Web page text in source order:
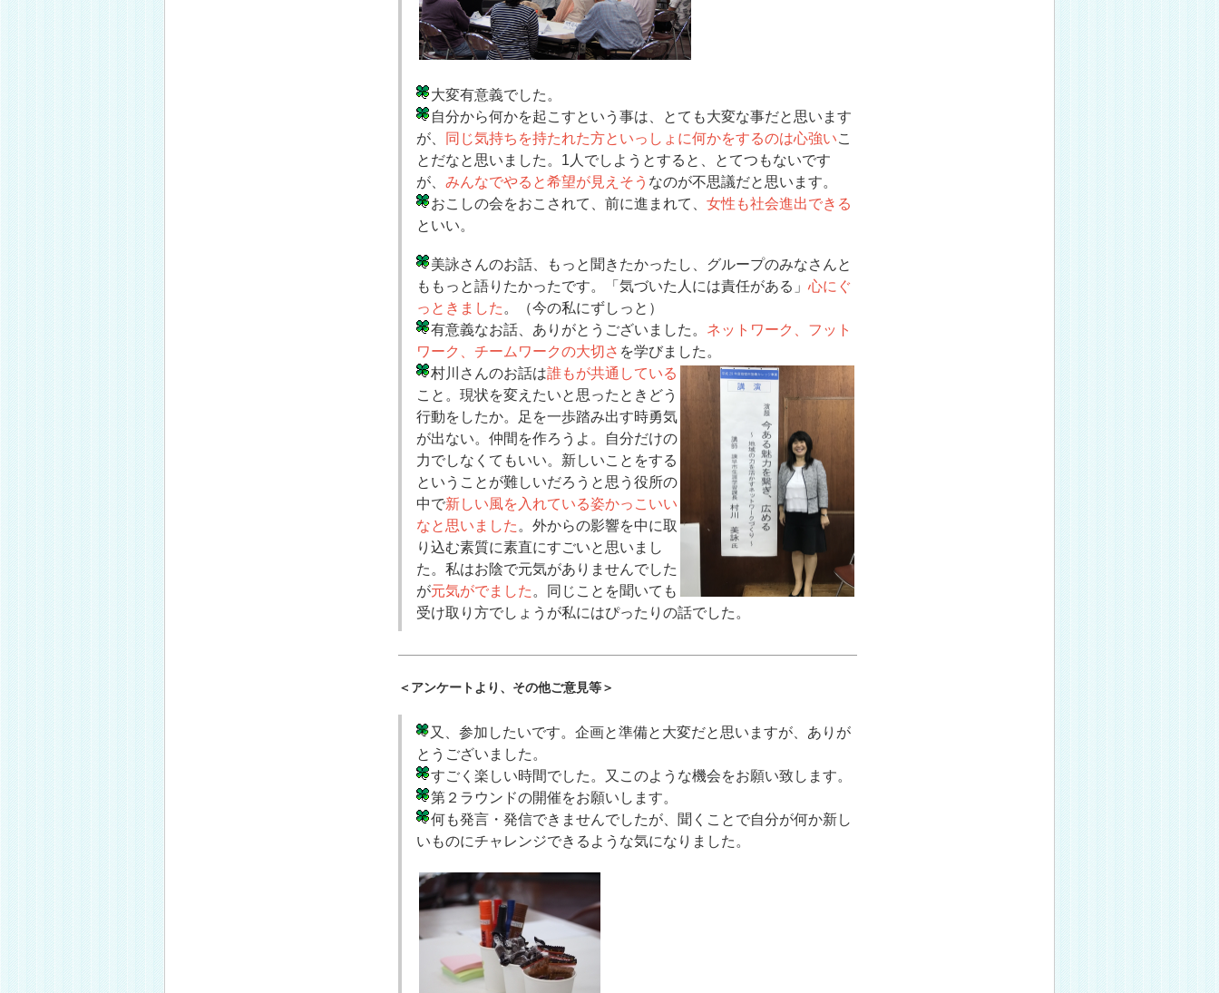
大変有意義でした。
自分から何かを起こすという事は、とても大変な事だと思います
が、
同じ気持ちを持たれた方といっしょに何かをするのは心強いこ
とだなと思いました。1人でしようとすると、とてつもないです
が、 みんなでやると希望が見えそう なのが不思議だと思います。
おこしの会をおこされて、前に進まれて、 女性も社会進出できる
といい。
美詠さんのお話、もっと聞きたかったし、グループのみなさんと
ももっと語りたかったです。「気づいた人には責任がある」 心にぐ
っときました 。（今の私にずしっと）
有意義なお話、ありがとうございました。 ネットワーク、フット
ワーク、チームワークの大切さ を学びました。
村川さんのお話は誰もが共通している
こと。現状を変えたいと思ったときどう
行動をしたか。足を一歩踏み出す時勇気
が出ない。仲間を作ろうよ。自分だけの
力でしなくてもいい。新しいことをする
ということが難しいだろうと思う役所の
中で新しい風を入れている姿かっこいい
なと思いました 。外からの影響を中に取
り込む素質に素直にすごいと思いまし
た。私はお陰で元気がありませんでした
が元気がでました 。同じことを聞いても
受け取り方でしょうが私にはぴったりの話でした。
＜アンケートより、その他ご意見等＞
又、参加したいです。企画と準備と大変だと思いますが、ありが
とうございました。
すごく楽しい時間でした。又このような機会をお願い致します。
第２ラウンドの開催をお願いします。
何も発言・発信できませんでしたが、聞くことで自分が何か新し
いものにチャレンジできるような気になりました。